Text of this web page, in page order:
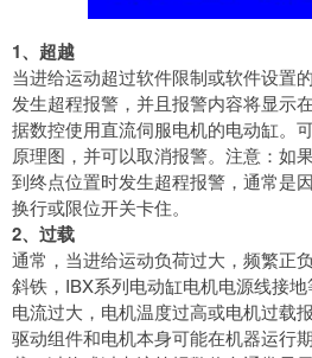
1、超越
当进给运动超过软件限制或软件设置
发生超程报警，并且报警内容将显示
据数控使用直流伺服电机的电动缸。
原理图，并可以取消报警。注意：如
到终点位置时发生超程报警，通常是
换行或限位开关卡住。
2、过载
通常，当进给运动负荷过大，频繁正
斜铁，IBX系列电动缸电机电源线接
电流过大，电机温度过高或电机过载
驱动组件和电机本身可能在机器运行